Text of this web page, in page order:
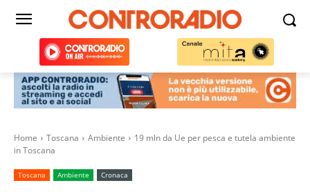
Home Toscana Ambiente
19 mln da Ue per pesca e tutela ambiente
in Toscana
Toscana Ambiente Cronaca